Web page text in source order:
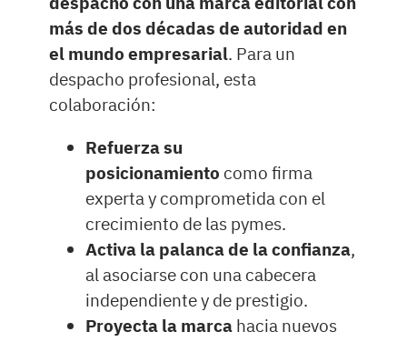
más de dos décadas de autoridad en
el mundo empresarial. Para un
despacho profesional, esta
colaboración:
Refuerza su
posicionamiento como firma
experta y comprometida con el
crecimiento de las pymes.
Activa la palanca de la confianza,
al asociarse con una cabecera
independiente y de prestigio.
Proyecta la marca hacia nuevos